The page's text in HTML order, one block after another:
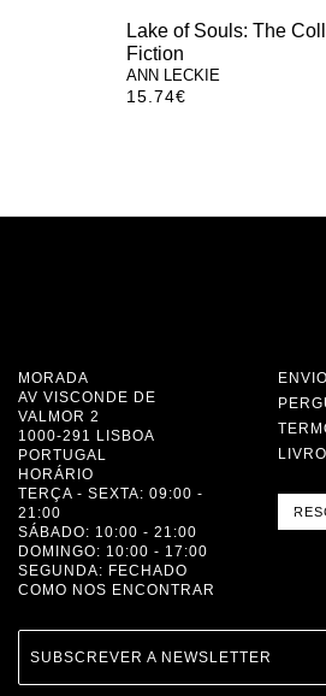
Lake of Souls: The
Fiction
ANN LECKIE
15.74€
MORADA
AV VISCONDE DE
VALMOR 2
1000-291 LISBOA
PORTUGAL
HORÁRIO
TERÇA - SEXTA: 09:00 -
21:00
SÁBADO: 10:00 - 21:00
DOMINGO: 10:00 - 17:00
SEGUNDA: FECHADO
COMO NOS ENCONTRAR
SUBSCREVER A NEWSLETTER